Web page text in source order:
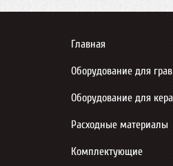
Главная
Оборудование для
Оборудование для
Расходные материалы
Комплектующие